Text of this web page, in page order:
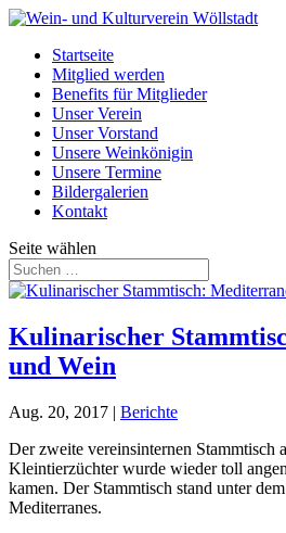
Startseite
Mitglied werden
Benefits für Mitglieder
Unser Verein
Unser Vorstand
Unsere Weinkönigin
Unsere Termine
Bildergalerien
Kontakt
Seite wählen
Kulinarischer
und Wein
Aug. 20, 2017 | Berichte
Der zweite vereinsinternen Stammtisch
Kleintierzüchter wurde wieder toll
kamen. Der Stammtisch stand unter
Mediterranes.